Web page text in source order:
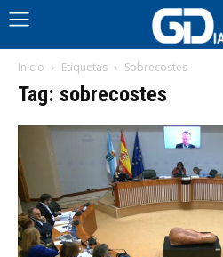
Inicio Etiquetas Sobrecostes
Tag: sobrecostes